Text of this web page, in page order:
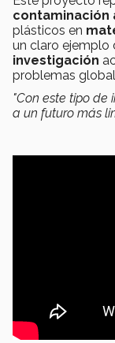
contaminación
plásticos en
un claro ejemplo
investigación
problemas
"Con este tipo de
a un futuro más